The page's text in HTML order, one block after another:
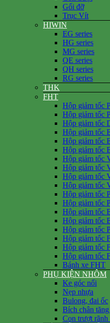
Gối đỡ
Trục Vít
HIWIN
EG series
HG series
MG series
QE series
QH series
RG series
THK
FHT
Hộp giảm tốc
Hộp giảm tốc
Hộp giảm tốc
Hộp giảm tốc
Hộp giảm tốc
Hộp giảm tốc
Hộp giảm tốc
Hộp giảm tốc
Hộp giảm tốc
Hộp giảm tốc
Hộp giảm tốc
Hộp giảm tốc
Hộp giảm tốc
Hộp giảm tốc
Hộp giảm tốc
Hộp giảm tốc
Hộp giảm tốc
Hộp giảm tốc
Bánh xe FHT
PHỤ KIỆN NHÔM
Ke góc nổi
Nẹp nhựa
Bulong, đai ốc
Bích chân
Con trượt